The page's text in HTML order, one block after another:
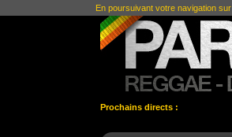
Prochains directs :
En poursuivant votre navigation